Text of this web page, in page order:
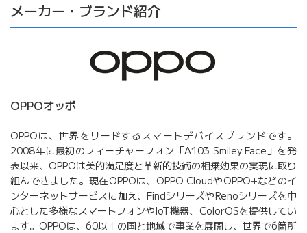
メーカー・ブランド紹介
OPPOオッポ
OPPOは、世界をリードするスマートデバイスブランドです。
2008年に最初のフィーチャーフォン「A103 Smiley Face」を発
表以来、OPPOは美的満足度と革新的技術の相乗効果の実現に取り
組んできました。現在OPPOは、OPPO CloudやOPPO+などのイ
ンターネットサービスに加え、FindシリーズやRenoシリーズを中
心とした多様なスマートフォンやIoT機器、ColorOSを提供してい
ます。OPPOは、60以上の国と地域で事業を展開し、世界で6箇所